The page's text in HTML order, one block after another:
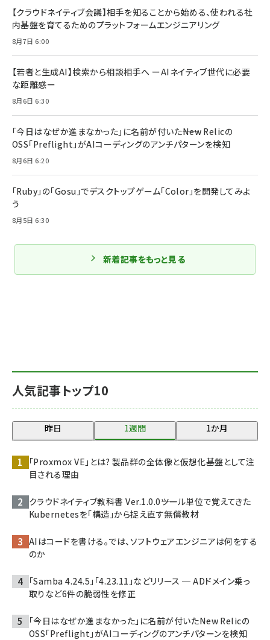
人気記事トップ10
昨日 1週間 1か月
「Proxmox VE」とは? 製品群の全体像と仮想化基盤として注
目される理由
クラウドネイティブ教科書 Ver.1.0.0――ツール単位で覚えてきた
Kubernetesを「構造」から捉え直す無償教材
AIはコードを書ける。では、ソフトウェアエンジニアは何をする
のか
「Samba 4.24.5」「4.23.11」などリリース ─ ADドメイン乗っ
取りなど6件の脆弱性を修正
「今日はなぜか進まなかった」に名前が付いた――New Relicの
OSS「Preflight」がAIコーディングのアンチパターンを検知
【クラウドネイティブ会議】相手を知ることから始める、使われる社
内基盤を育てるためのプラットフォームエンジニアリング
8月7日 6:00
【若者と生成AI】検索から相談相手へ ーAIネイティブ世代に必要
な距離感ー
8月6日 6:30
「今日はなぜか進まなかった」に名前が付いた――New Relicの
OSS「Preflight」がAIコーディングのアンチパターンを検知
8月6日 6:20
「Ruby」の「Gosu」でデスクトップゲーム「Color」を開発してみよ
う
8月5日 6:30
新着記事をもっと見る